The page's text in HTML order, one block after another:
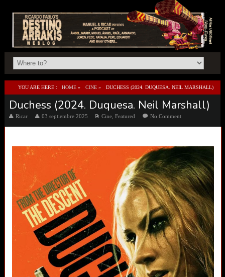
YOU ARE HERE : HOME » CINE » DUCHESS (2024. DUQUESA. NEIL MARSHALL)
Duchess (2024. Duquesa. Neil Marshall)
Ricar 03 septiembre 2025 Cine, Featured No Comment